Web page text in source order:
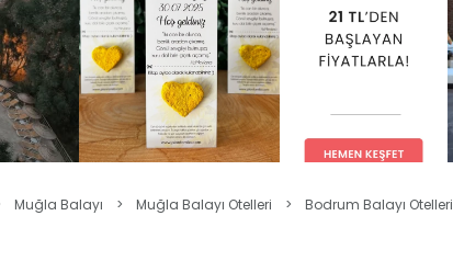
Muğla Balayı > Muğla Balayı Otelleri > Bodrum Balayı Otelleri